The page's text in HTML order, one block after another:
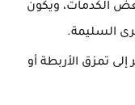
الكدمات، ويكون
السليمة.
تمزق الأربطة أو